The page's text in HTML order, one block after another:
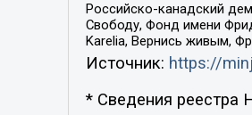
Российско-канадский
Свободу, Фонд имени
Karelia, Вернись живым,
Источник: https://
* Сведения реестра